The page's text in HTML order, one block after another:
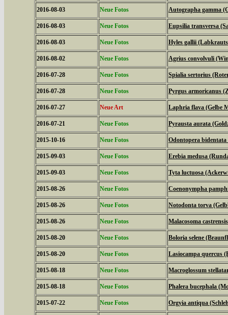
2016-08-03 Neue Fotos Autographa gamma
2016-08-03 Neue Fotos Eupsilia transversa
2016-08-03 Neue Fotos Hyles gallii
2016-08-02 Neue Fotos Agrius convolvuli
2016-07-28 Neue Fotos Spialia sertorius
2016-07-28 Neue Fotos Pyrgus armoricanus
2016-07-27 Neue Art Laphria flava (Gelbe
2016-07-21 Neue Fotos Pyrausta aurata
2015-10-16 Neue Fotos Odontopera
2015-09-03 Neue Fotos Erebia medusa
2015-09-03 Neue Fotos Tyta luctuosa
2015-08-26 Neue Fotos Coenonympha
2015-08-26 Neue Fotos Notodonta torva
2015-08-26 Neue Fotos Malacosoma
2015-08-20 Neue Fotos Boloria selene
2015-08-20 Neue Fotos Lasiocampa quercus
2015-08-18 Neue Fotos Macroglossum
2015-08-18 Neue Fotos Phalera bucephala
2015-07-22 Neue Fotos Orgyia antiqua